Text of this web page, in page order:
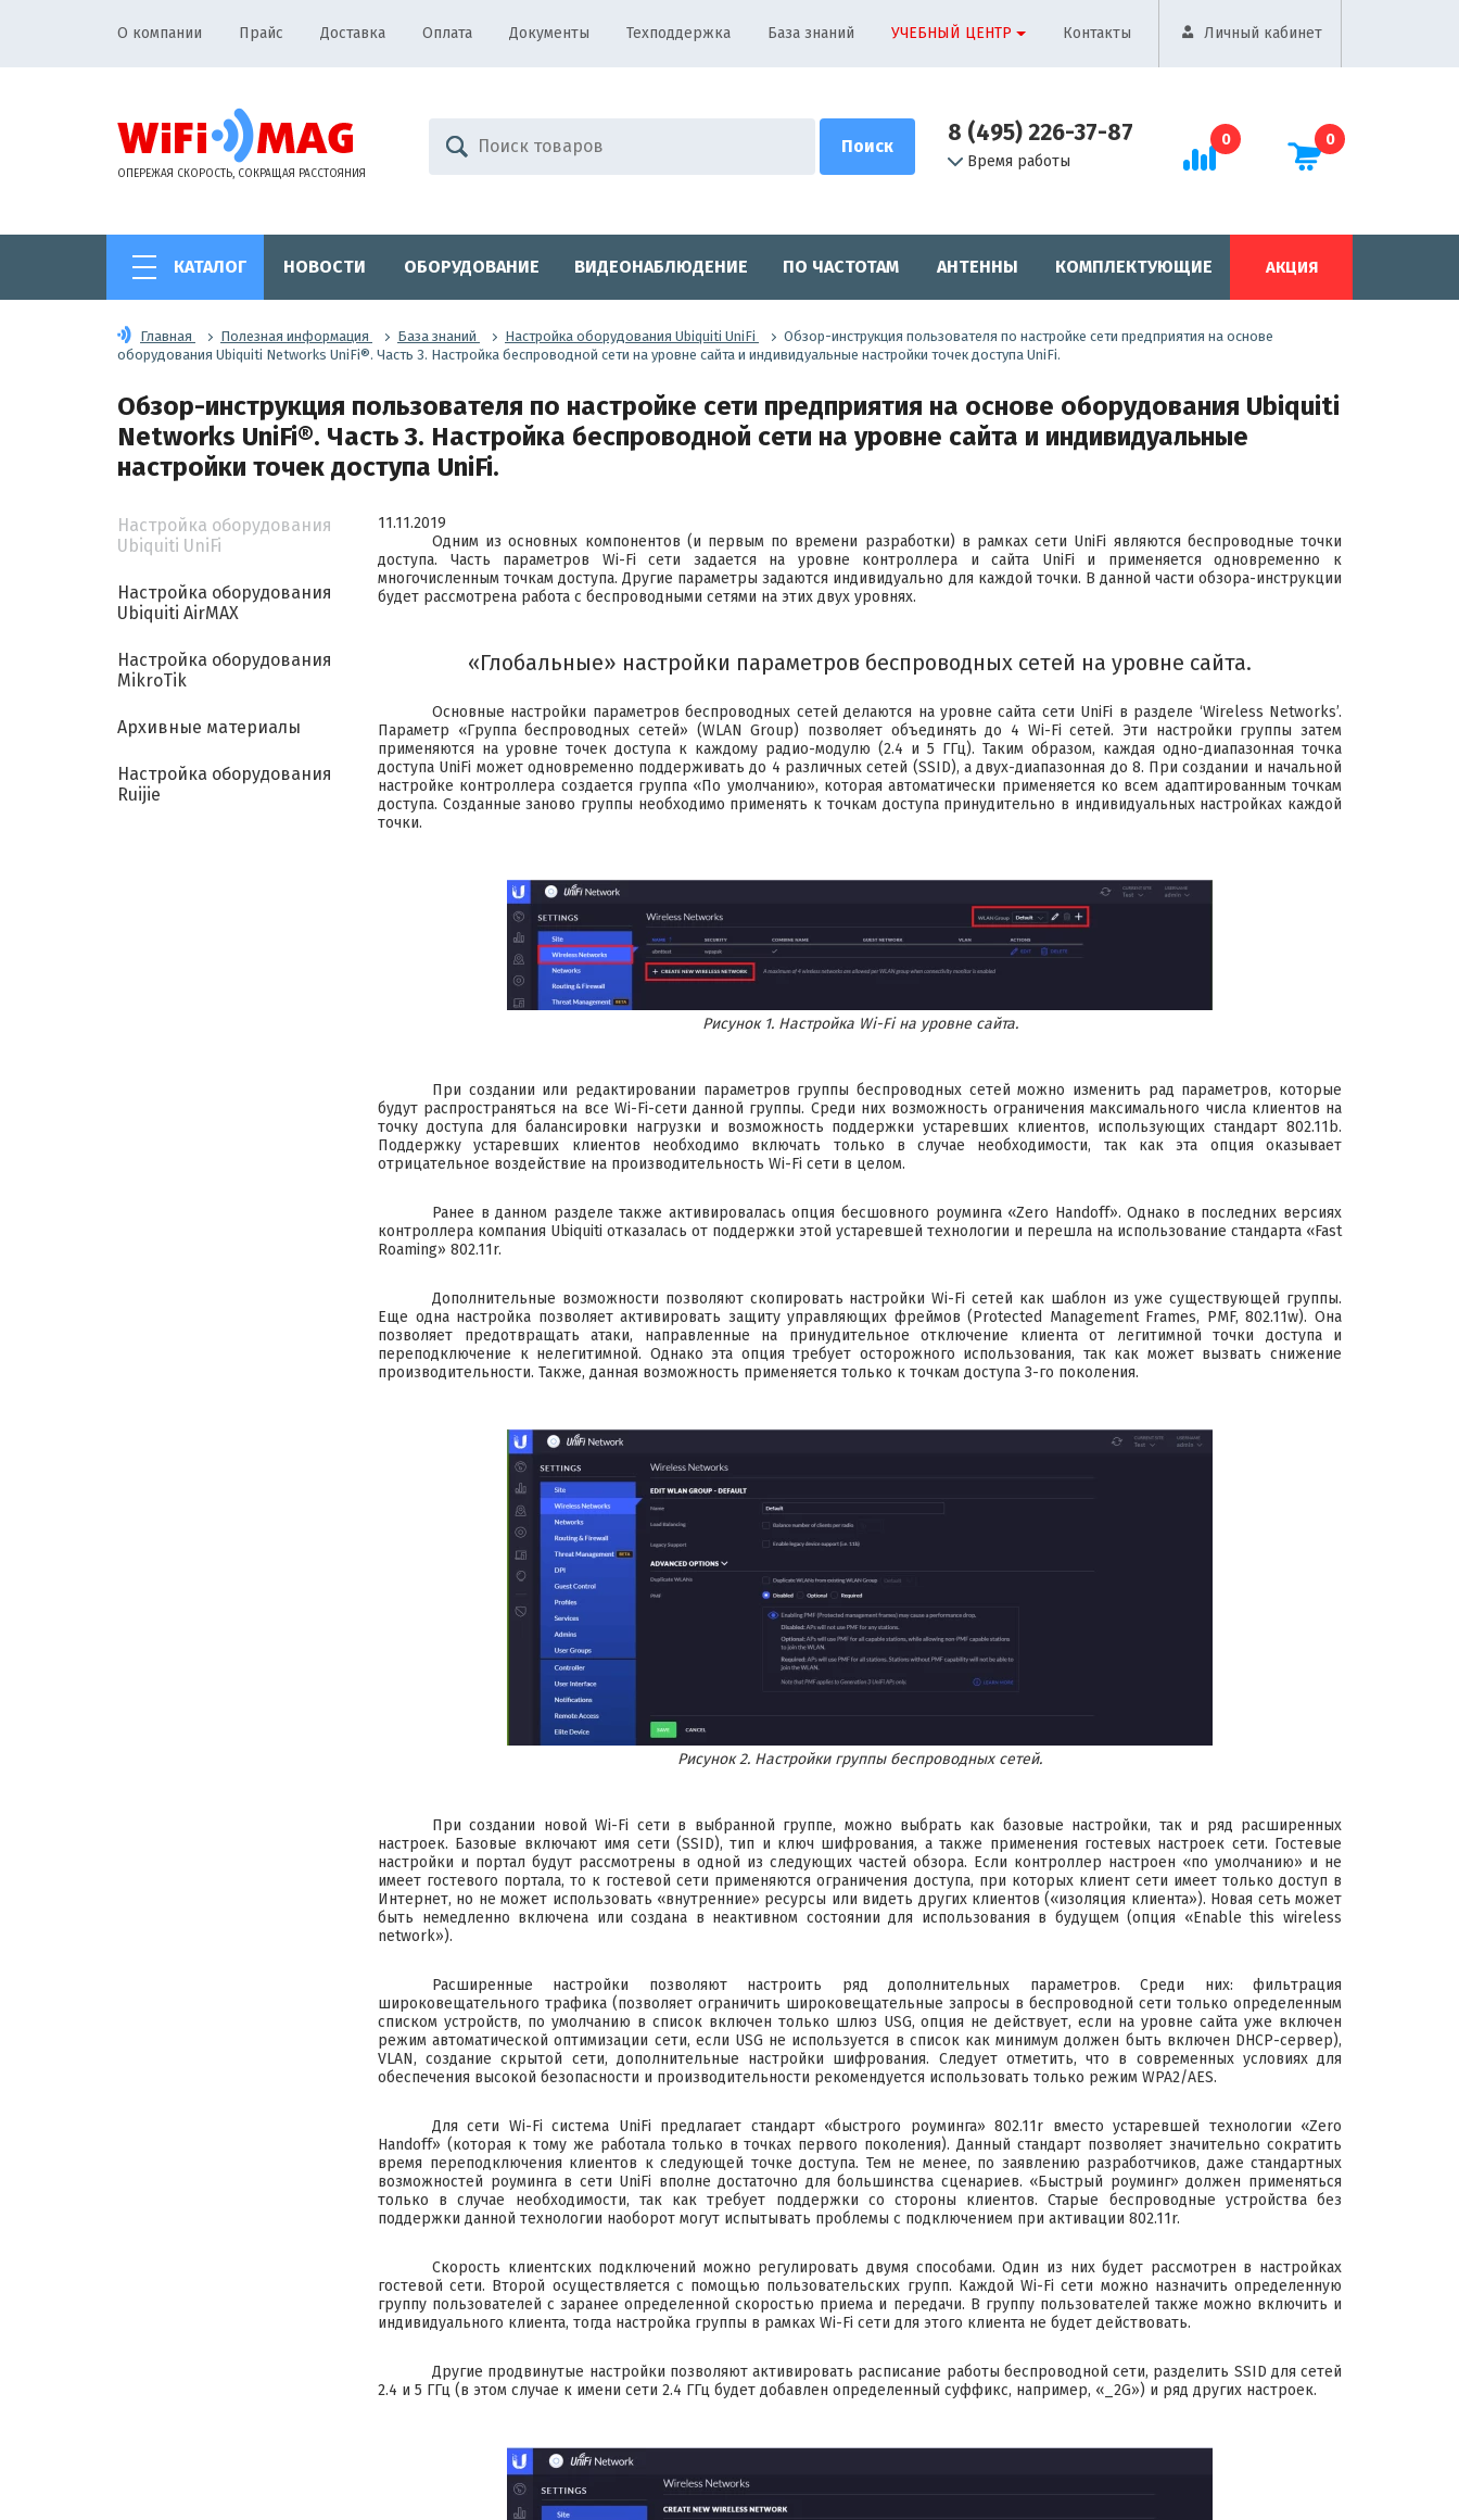
О компании Прайс Доставка Оплата Документы Техподдержка База знаний УЧЕБНЫЙ ЦЕНТР Контакты Личный кабинет
ОПЕРЕЖАЯ СКОРОСТЬ, СОКРАЩАЯ РАССТОЯНИЯ
8 (495) 226-37-87
Время работы
0 0
КАТАЛОГ НОВОСТИ ОБОРУДОВАНИЕ ВИДЕОНАБЛЮДЕНИЕ ПО ЧАСТОТАМ АНТЕННЫ КОМПЛЕКТУЮЩИЕ АКЦИЯ
Главная Полезная информация База знаний Настройка оборудования Ubiquiti UniFi
Обзор-инструкция пользователя по настройке сети предприятия на основе
оборудования Ubiquiti Networks UniFi®. Часть 3. Настройка беспроводной сети на уровне сайта и индивидуальные настройки точек доступа UniFi.
Обзор-инструкция пользователя по настройке сети предприятия на основе оборудования Ubiquiti
Networks UniFi®. Часть 3. Настройка беспроводной сети на уровне сайта и индивидуальные
настройки точек доступа UniFi.
11.11.2019
Одним из основных компонентов (и первым по времени разработки) в рамках сети UniFi являются беспроводные точки
доступа. Часть параметров Wi-Fi сети задается на уровне контроллера и сайта UniFi и применяется одновременно к
многочисленным точкам доступа. Другие параметры задаются индивидуально для каждой точки. В данной части обзора-инструкции
будет рассмотрена работа с беспроводными сетями на этих двух уровнях.
«Глобальные» настройки параметров беспроводных сетей на уровне сайта.
Основные настройки параметров беспроводных сетей делаются на уровне сайта сети UniFi в разделе ‘Wireless Networks’.
Параметр «Группа беспроводных сетей» (WLAN Group) позволяет объединять до 4 Wi-Fi сетей. Эти настройки группы затем
применяются на уровне точек доступа к каждому радио-модулю (2.4 и 5 ГГц). Таким образом, каждая одно-диапазонная точка
доступа UniFi может одновременно поддерживать до 4 различных сетей (SSID), а двух-диапазонная до 8. При создании и начальной
настройке контроллера создается группа «По умолчанию», которая автоматически применяется ко всем адаптированным точкам
доступа. Созданные заново группы необходимо применять к точкам доступа принудительно в индивидуальных настройках каждой
точки.
Рисунок 1. Настройка Wi-Fi на уровне сайта.
При создании или редактировании параметров группы беспроводных сетей можно изменить рад параметров, которые
будут распространяться на все Wi-Fi-сети данной группы. Среди них возможность ограничения максимального числа клиентов на
точку доступа для балансировки нагрузки и возможность поддержки устаревших клиентов, использующих стандарт 802.11b.
Поддержку устаревших клиентов необходимо включать только в случае необходимости, так как эта опция оказывает
отрицательное воздействие на производительность Wi-Fi сети в целом.
Ранее в данном разделе также активировалась опция бесшовного роуминга «Zero Handoff». Однако в последних версиях
контроллера компания Ubiquiti отказалась от поддержки этой устаревшей технологии и перешла на использование стандарта «Fast
Roaming» 802.11r.
Дополнительные возможности позволяют скопировать настройки Wi-Fi сетей как шаблон из уже существующей группы.
Еще одна настройка позволяет активировать защиту управляющих фреймов (Protected Management Frames, PMF, 802.11w). Она
позволяет предотвращать атаки, направленные на принудительное отключение клиента от легитимной точки доступа и
переподключение к нелегитимной. Однако эта опция требует осторожного использования, так как может вызвать снижение
производительности. Также, данная возможность применяется только к точкам доступа 3-го поколения.
Рисунок 2. Настройки группы беспроводных сетей.
При создании новой Wi-Fi сети в выбранной группе, можно выбрать как базовые настройки, так и ряд расширенных
настроек. Базовые включают имя сети (SSID), тип и ключ шифрования, а также применения гостевых настроек сети. Гостевые
настройки и портал будут рассмотрены в одной из следующих частей обзора. Если контроллер настроен «по умолчанию» и не
имеет гостевого портала, то к гостевой сети применяются ограничения доступа, при которых клиент сети имеет только доступ в
Интернет, но не может использовать «внутренние» ресурсы или видеть других клиентов («изоляция клиента»). Новая сеть может
быть немедленно включена или создана в неактивном состоянии для использования в будущем (опция «Enable this wireless
network»).
Расширенные настройки позволяют настроить ряд дополнительных параметров. Среди них: фильтрация
широковещательного трафика (позволяет ограничить широковещательные запросы в беспроводной сети только определенным
списком устройств, по умолчанию в список включен только шлюз USG, опция не действует, если на уровне сайта уже включен
режим автоматической оптимизации сети, если USG не используется в список как минимум должен быть включен DHCP-сервер),
VLAN, создание скрытой сети, дополнительные настройки шифрования. Следует отметить, что в современных условиях для
обеспечения высокой безопасности и производительности рекомендуется использовать только режим WPA2/AES.
Для сети Wi-Fi система UniFi предлагает стандарт «быстрого роуминга» 802.11r вместо устаревшей технологии «Zero
Handoff» (которая к тому же работала только в точках первого поколения). Данный стандарт позволяет значительно сократить
время переподключения клиентов к следующей точке доступа. Тем не менее, по заявлению разработчиков, даже стандартных
возможностей роуминга в сети UniFi вполне достаточно для большинства сценариев. «Быстрый роуминг» должен применяться
только в случае необходимости, так как требует поддержки со стороны клиентов. Старые беспроводные устройства без
поддержки данной технологии наоборот могут испытывать проблемы с подключением при активации 802.11r.
Скорость клиентских подключений можно регулировать двумя способами. Один из них будет рассмотрен в настройках
гостевой сети. Второй осуществляется с помощью пользовательских групп. Каждой Wi-Fi сети можно назначить определенную
группу пользователей с заранее определенной скоростью приема и передачи. В группу пользователей также можно включить и
индивидуального клиента, тогда настройка группы в рамках Wi-Fi сети для этого клиента не будет действовать.
Другие продвинутые настройки позволяют активировать расписание работы беспроводной сети, разделить SSID для сетей
2.4 и 5 ГГц (в этом случае к имени сети 2.4 ГГц будет добавлен определенный суффикс, например, «_2G») и ряд других настроек.
Настройка оборудования
Ubiquiti UniFi
Настройка оборудования
Ubiquiti AirMAX
Настройка оборудования
MikroTik
Архивные материалы
Настройка оборудования
Ruijie